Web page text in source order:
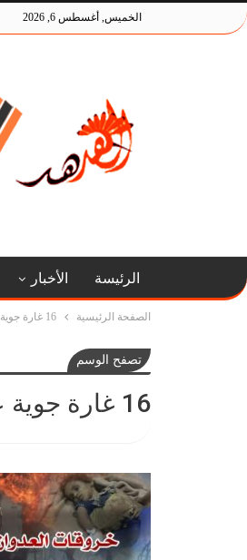
الخميس, أغسطس 6, 2026
الرئيسة الأخبار
الصفحة الرئيسية 16 غارة جوية على مأرب و126 خرقا لاتفاق التهدئة بالحديدة
تصفح الوسم
16 غارة جوية على مأرب و126 خرقا لاتفاق التهدئة بالحديدة